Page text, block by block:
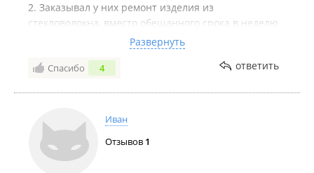
2. Заказывал у них ремонт изделия из
стекловолокна, вместо обещанного срока в неделю
его делали 3 месяца!!!! Причём после ремонта его
нельзя даже поставить на автомобиль (не
совпадают крепления из-за неверно
некуда, такой компании не существует! а у жени
(директор их) во всех бедах виноват заказчик!
Деньги не возвращают, а отдавать им на переделку
рука не поднимется!
Развернуть
Спасибо 4 ответить
Иван
Отзывов 1